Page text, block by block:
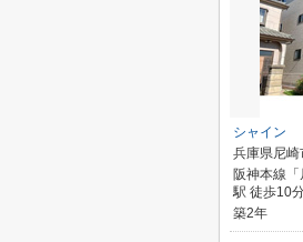
シャイン
兵庫県尼崎
阪神本線「
駅 徒歩10
築2年